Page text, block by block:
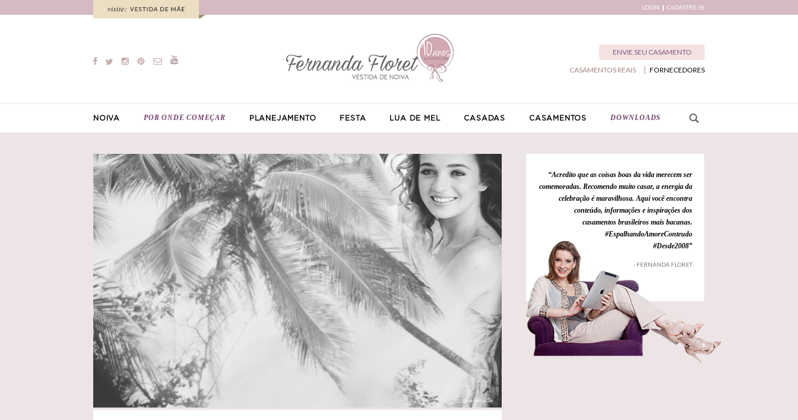
LOGIN CADASTRE-SE
ENVIE SEU CASAMENTO
FORNECEDORES
CASAMENTOS REAIS
NOIVA POR ONDE COMEÇAR PLANEJAMENTO FESTA LUA DE MEL CASADAS CASAMENTOS DOWNLOADS
“Acredito que as coisas boas da vida merecem ser
comemoradas. Recomendo muito casar, a energia da
celebração é maravilhosa. Aqui você encontra
conteúdo, informações e inspirações dos
casamentos brasileiros mais bacanas.
#EspalhandoAmoreConteudo
#Desde2008”
- FERNANDA FLORET